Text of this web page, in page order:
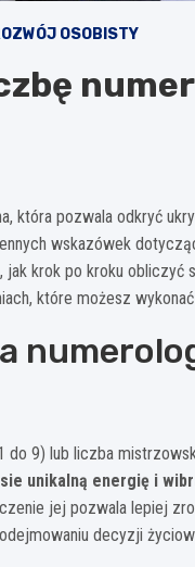
OSOBISTY
która pozwala odkryć
wskazówek
jak krok po kroku
które możesz
9) lub liczba
unikalną energię i
jej pozwala lepiej
decyzji